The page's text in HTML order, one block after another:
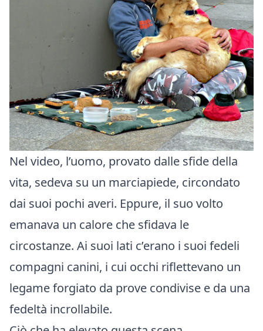
Nel video, l’uomo, provato dalle sfide della
vita, sedeva su un marciapiede, circondato
dai suoi pochi averi. Eppure, il suo volto
emanava un calore che sfidava le
circostanze. Ai suoi lati c’erano i suoi fedeli
compagni canini, i cui occhi riflettevano un
legame forgiato da prove condivise e da una
fedeltà incrollabile.